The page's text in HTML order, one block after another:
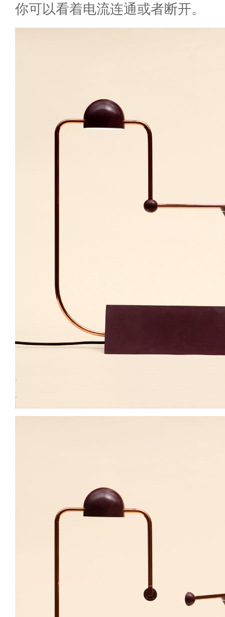
你可以看着电流连通或者断开。